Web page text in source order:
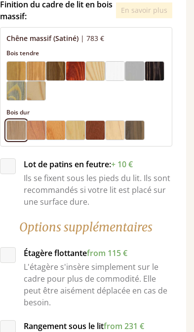
Finition du cadre de lit en bois
massif:
En savoir plus
Chêne massif (Satiné) | 783 €
Bois tendre
Bois dur
Lot de patins en feutre:+ 10 €
Ils se fixent sous les pieds du lit. Ils sont
recommandés si votre lit est placé sur
une surface dure.
Options supplémentaires
Étagère flottantefrom 115 €
L'étagère s'insère simplement sur le
cadre pour plus de commodité. Elle
peut être aisément déplacée en cas de
besoin.
Rangement sous le litfrom 231 €